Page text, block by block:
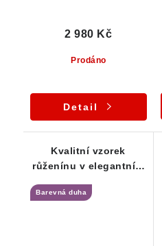
Prodáno
2 980 Kč
Detail
Kvalitní vzorek
růženínu v elegantním
Barevná duha